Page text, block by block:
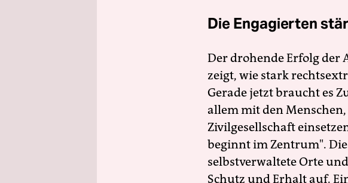
Die Engagierten
Der drohende Erfolg der
zeigt, wie stark
Gerade jetzt braucht es
allem mit den
Zivilgesellschaft
beginnt im Zentrum".
selbstverwaltete Orte
Schutz und Erhalt auf.